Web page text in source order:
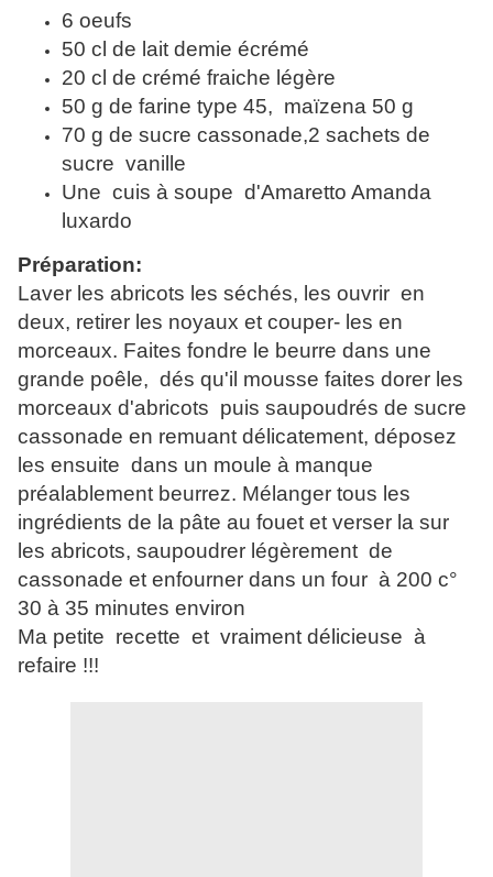
6 oeufs
50 cl de lait demie écrémé
20 cl de crémé fraiche légère
50 g de farine type 45, maïzena 50 g
70 g de sucre cassonade,2 sachets de
sucre vanille
Une cuis à soupe d'Amaretto Amanda
luxardo
Préparation:
Laver les abricots les séchés, les ouvrir en
deux, retirer les noyaux et couper- les en
morceaux. Faites fondre le beurre dans une
grande poêle, dés qu'il mousse faites dorer les
morceaux d'abricots puis saupoudrés de sucre
cassonade en remuant délicatement, déposez
les ensuite dans un moule à manque
préalablement beurrez. Mélanger tous les
ingrédients de la pâte au fouet et verser la sur
les abricots, saupoudrer légèrement de
cassonade et enfourner dans un four à 200 c°
30 à 35 minutes environ
Ma petite recette et vraiment délicieuse à
refaire !!!